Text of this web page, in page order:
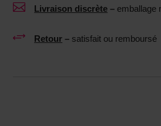
 Livraison discrète – emballage
+ Retour – satisfait ou remboursé